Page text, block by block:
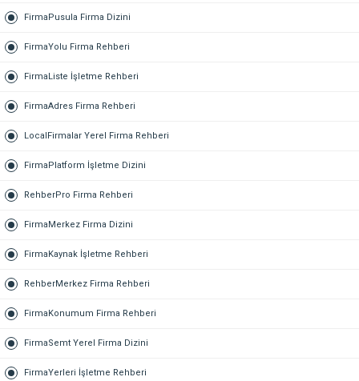
FirmaPusula Firma Dizini
FirmaYolu Firma Rehberi
FirmaListe İşletme Rehberi
FirmaAdres Firma Rehberi
LocalFirmalar Yerel Firma Rehberi
FirmaPlatform İşletme Dizini
RehberPro Firma Rehberi
FirmaMerkez Firma Dizini
FirmaKaynak İşletme Rehberi
RehberMerkez Firma Rehberi
FirmaKonumum Firma Rehberi
FirmaSemt Yerel Firma Dizini
FirmaYerleri İşletme Rehberi